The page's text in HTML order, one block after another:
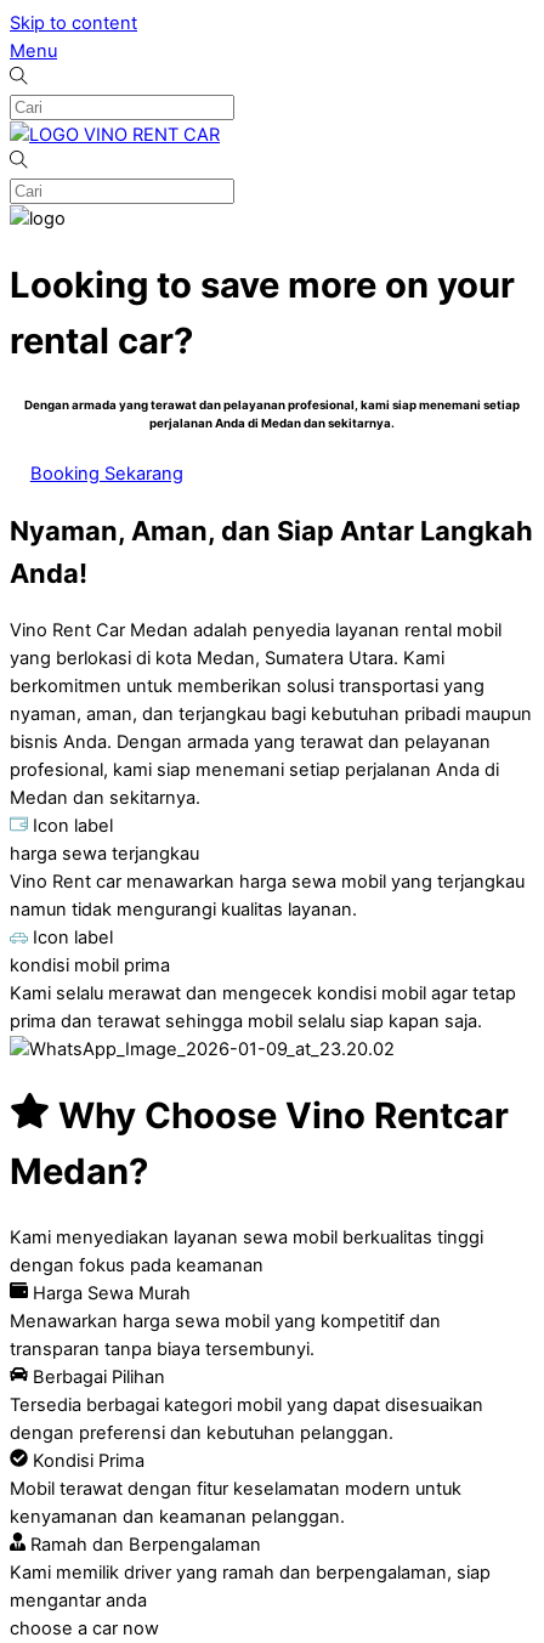
Skip to content
Menu
Looking to save more on your
rental car?
Dengan armada yang terawat dan pelayanan profesional, kami siap menemani setiap
perjalanan Anda di Medan dan sekitarnya.
Booking Sekarang
Nyaman, Aman, dan Siap Antar Langkah
Anda!
Vino Rent Car Medan adalah penyedia layanan rental mobil
yang berlokasi di kota Medan, Sumatera Utara. Kami
berkomitmen untuk memberikan solusi transportasi yang
nyaman, aman, dan terjangkau bagi kebutuhan pribadi maupun
bisnis Anda. Dengan armada yang terawat dan pelayanan
profesional, kami siap menemani setiap perjalanan Anda di
Medan dan sekitarnya.
Icon label
harga sewa terjangkau
Vino Rent car menawarkan harga sewa mobil yang terjangkau
namun tidak mengurangi kualitas layanan.
Icon label
kondisi mobil prima
Kami selalu merawat dan mengecek kondisi mobil agar tetap
prima dan terawat sehingga mobil selalu siap kapan saja.
Why Choose Vino Rentcar
Medan?
Kami menyediakan layanan sewa mobil berkualitas tinggi
dengan fokus pada keamanan
Harga Sewa Murah
Menawarkan harga sewa mobil yang kompetitif dan
transparan tanpa biaya tersembunyi.
Berbagai Pilihan
Tersedia berbagai kategori mobil yang dapat disesuaikan
dengan preferensi dan kebutuhan pelanggan.
Kondisi Prima
Mobil terawat dengan fitur keselamatan modern untuk
kenyamanan dan keamanan pelanggan.
Ramah dan Berpengalaman
Kami memilik driver yang ramah dan berpengalaman, siap
mengantar anda
choose a car now